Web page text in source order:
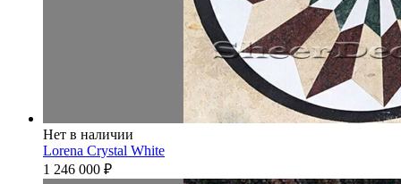
Нет в наличии
Lorena Crystal White
1 246 000 ₽